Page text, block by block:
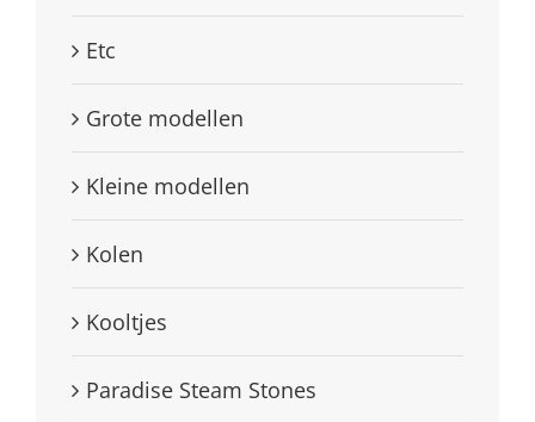
Etc
Grote modellen
Kleine modellen
Kolen
Kooltjes
Paradise Steam Stones